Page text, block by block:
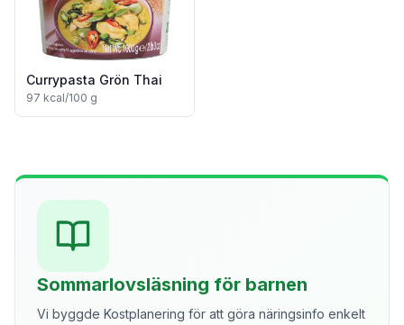
Currypasta Grön Thai
97 kcal/100 g
Sommarlovsläsning för barnen
Vi byggde Kostplanering för att göra näringsinfo enkelt